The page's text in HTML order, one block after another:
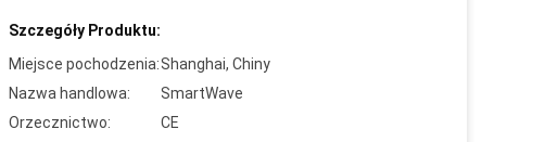
Szczegóły Produktu:
Miejsce pochodzenia:Shanghai, Chiny
Nazwa handlowa:
SmartWave
Orzecznictwo:
CE